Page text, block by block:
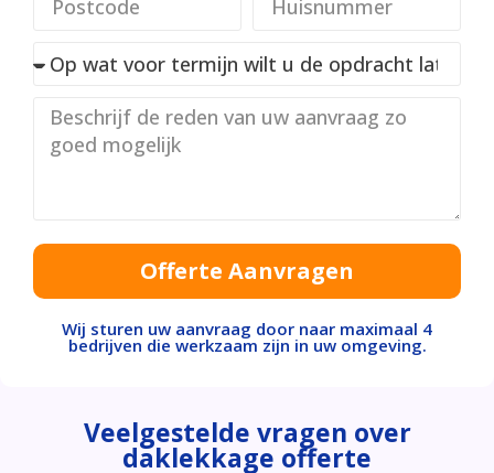
Offerte Aanvragen
Wij sturen uw aanvraag door naar maximaal 4
bedrijven die werkzaam zijn in uw omgeving.
Veelgestelde vragen over
daklekkage offerte